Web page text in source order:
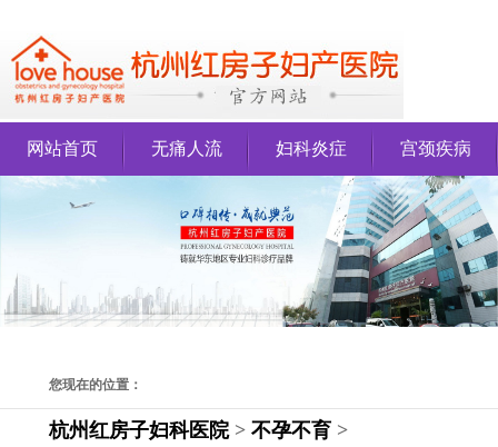
网站首页 无痛人流 妇科炎症 宫颈疾病
您现在的位置：
杭州红房子妇科医院> 不孕不育 >